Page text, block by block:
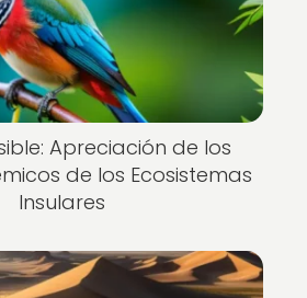
Apreciación de los
de los Ecosistemas
Insulares